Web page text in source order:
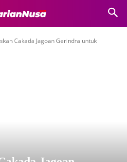
Cakada Jagoan Gerindra untuk